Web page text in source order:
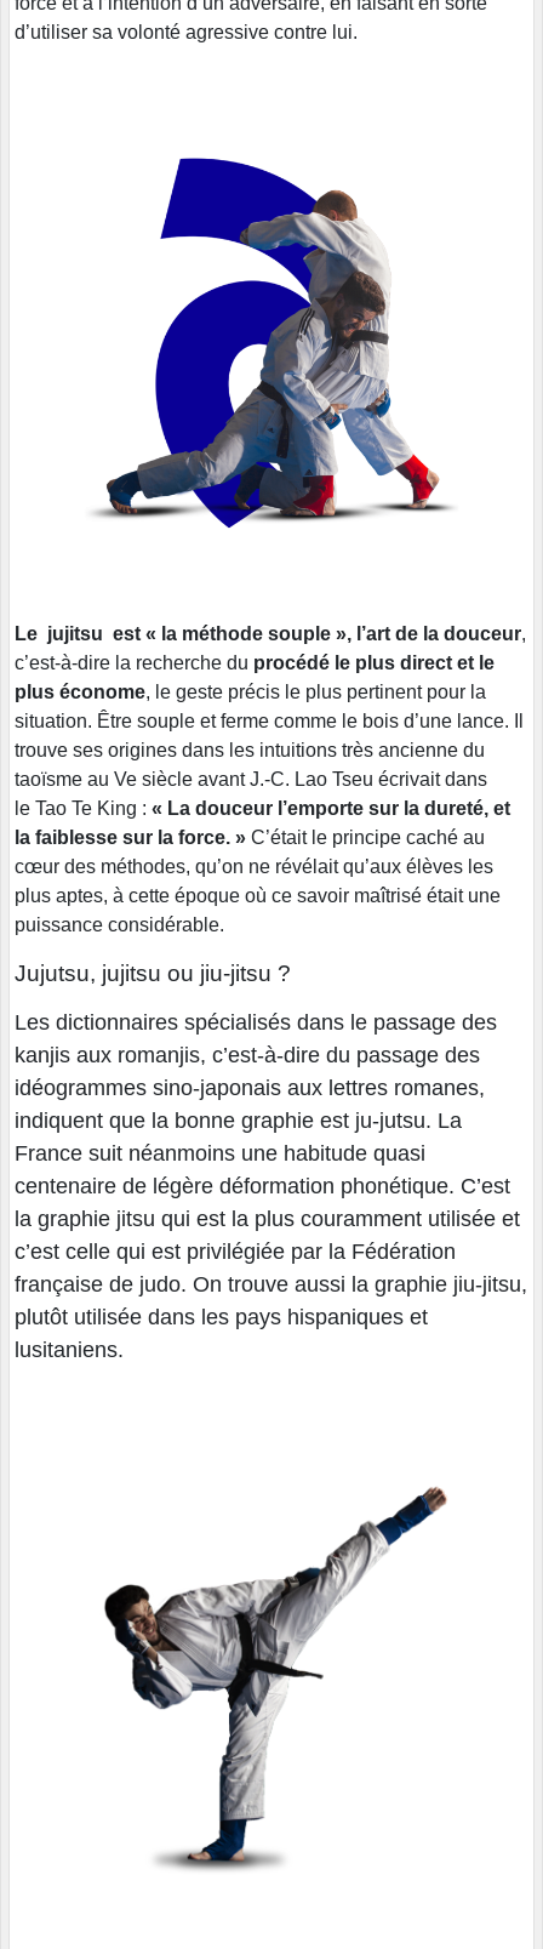
d’utiliser sa volonté agressive contre lui.
Le jujitsu est « la méthode souple », l’art de la douceur,
c’est-à-dire la recherche du procédé le plus direct et le
plus économe, le geste précis le plus pertinent pour la
situation. Être souple et ferme comme le bois d’une lance. Il
trouve ses origines dans les intuitions très ancienne du
taoïsme au Ve siècle avant J.-C. Lao Tseu écrivait dans
le Tao Te King : « La douceur l’emporte sur la dureté, et
la faiblesse sur la force. » C’était le principe caché au
cœur des méthodes, qu’on ne révélait qu’aux élèves les
plus aptes, à cette époque où ce savoir maîtrisé était une
puissance considérable.
Jujutsu, jujitsu ou jiu-jitsu ?
Les dictionnaires spécialisés dans le passage des
kanjis aux romanjis, c’est-à-dire du passage des
idéogrammes sino-japonais aux lettres romanes,
indiquent que la bonne graphie est ju-jutsu. La
France suit néanmoins une habitude quasi
centenaire de légère déformation phonétique. C’est
la graphie jitsu qui est la plus couramment utilisée et
c’est celle qui est privilégiée par la Fédération
française de judo. On trouve aussi la graphie jiu-jitsu,
plutôt utilisée dans les pays hispaniques et
lusitaniens.